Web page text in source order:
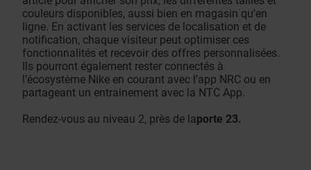
couleurs disponibles, aussi bien en magasin qu'en
ligne. En activant les services de localisation et de
notification, chaque visiteur peut optimiser ces
fonctionnalités et recevoir des offres personnalisées.
Ils pourront également rester connectés à
l’écosystème Nike en courant avec l’app NRC ou en
partageant un entrainement avec la NTC App.
Rendez-vous au niveau 2, près de laporte 23.